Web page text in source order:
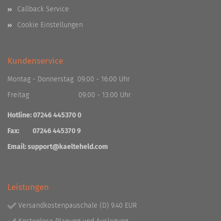
Callback Service
Cookie Einstellungen
Kundenservice
Montag - Donnerstag 09:00 - 16:00 Uhr
Freitag 09:00 - 13:00 Uhr
Hotline: 07246 445370 0
Fax: 07246 445370 9
Email:support@kaelteheld.com
Leistungen
Versandkostenpauschale (D) 9.40 EUR